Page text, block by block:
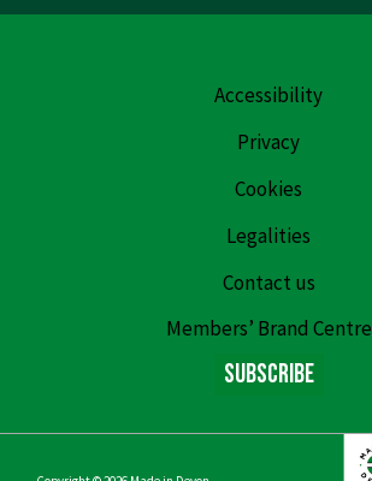
Accessibility
Privacy
Cookies
Legalities
Contact us
Members’ Brand Centre
Subscribe